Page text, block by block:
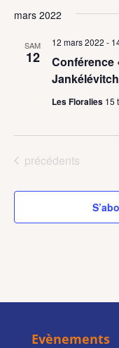
mars 2022
SAM
12
Conférence
12 mars 2022 -
Les Floralies 15
Évènements
précédents
Evènements